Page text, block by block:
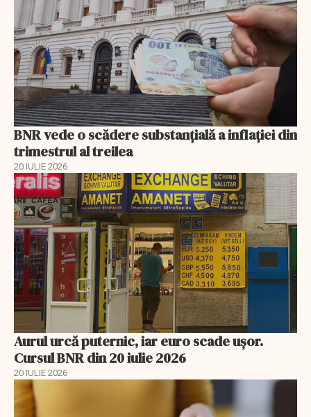
BNR vede o scădere substanţială a inflaţiei din
trimestrul al treilea
20 IULIE 2026
Aurul urcă puternic, iar euro scade ușor.
Cursul BNR din 20 iulie 2026
20 IULIE 2026